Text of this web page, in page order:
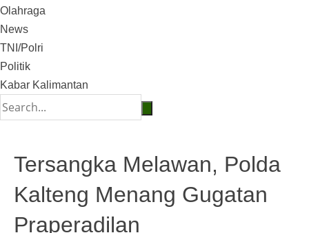
Olahraga
News
TNI/Polri
Politik
Kabar Kalimantan
Tersangka Melawan, Polda
Kalteng Menang Gugatan
Praperadilan